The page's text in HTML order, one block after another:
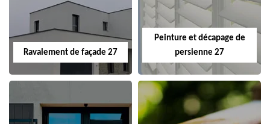
Ravalement de façade 27
Peinture et décapage de
persienne 27